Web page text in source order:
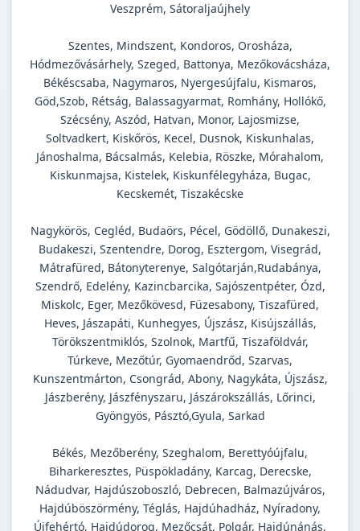
Veszprém, Sátoraljaújhely
Szentes, Mindszent, Kondoros, Orosháza,
Hódmezővásárhely, Szeged, Battonya, Mezőkovácsháza,
Békéscsaba, Nagymaros, Nyergesújfalu, Kismaros,
Göd,Szob, Rétság, Balassagyarmat, Romhány, Hollókő,
Szécsény, Aszód, Hatvan, Monor, Lajosmizse,
Soltvadkert, Kiskőrös, Kecel, Dusnok, Kiskunhalas,
Jánoshalma, Bácsalmás, Kelebia, Röszke, Mórahalom,
Kiskunmajsa, Kistelek, Kiskunfélegyháza, Bugac,
Kecskemét, Tiszakécske
Nagykörös, Cegléd, Budaörs, Pécel, Gödöllő, Dunakeszi,
Budakeszi, Szentendre, Dorog, Esztergom, Visegrád,
Mátrafüred, Bátonyterenye, Salgótarján,Rudabánya,
Szendrő, Edelény, Kazincbarcika, Sajószentpéter, Ózd,
Miskolc, Eger, Mezőkövesd, Füzesabony, Tiszafüred,
Heves, Jászapáti, Kunhegyes, Újszász, Kisújszállás,
Törökszentmiklós, Szolnok, Martfű, Tiszaföldvár,
Túrkeve, Mezőtúr, Gyomaendrőd, Szarvas,
Kunszentmárton, Csongrád, Abony, Nagykáta, Újszász,
Jászberény, Jászfényszaru, Jászárokszállás, Lőrinci,
Gyöngyös, Pásztó,Gyula, Sarkad
Békés, Mezőberény, Szeghalom, Berettyóújfalu,
Biharkeresztes, Püspökladány, Karcag, Derecske,
Nádudvar, Hajdúszoboszló, Debrecen, Balmazújváros,
Hajdúböszörmény, Téglás, Hajdúhadház, Nyíradony,
Újfehértó, Hajdúdorog, Mezőcsát, Polgár, Hajdúnánás,